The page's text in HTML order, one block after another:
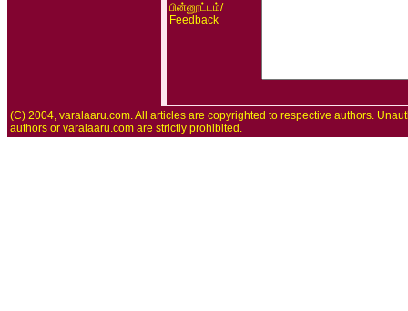
பின்னூட்டம்/
Feedback
(C) 2004, varalaaru.com. All articles are copyrighted to respective authors.
authors or varalaaru.com are strictly prohibited.